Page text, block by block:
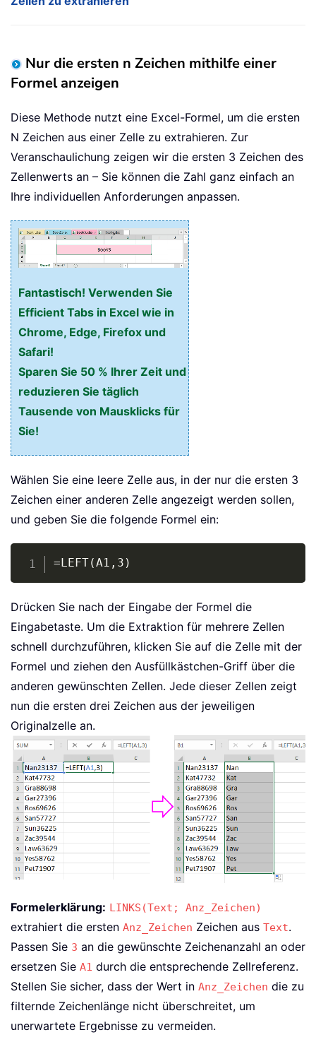
Nur die ersten n Zeichen mithilfe einer
Formel anzeigen
Diese Methode nutzt eine Excel-Formel, um die ersten
N Zeichen aus einer Zelle zu extrahieren. Zur
Veranschaulichung zeigen wir die ersten 3 Zeichen des
Zellenwerts an – Sie können die Zahl ganz einfach an
Ihre individuellen Anforderungen anpassen.
Fantastisch! Verwenden Sie
Efficient Tabs in Excel wie in
Chrome, Edge, Firefox und
Safari!
Sparen Sie 50 % Ihrer Zeit und
reduzieren Sie täglich
Tausende von Mausklicks für
Sie!
Wählen Sie eine leere Zelle aus, in der nur die ersten 3
Zeichen einer anderen Zelle angezeigt werden sollen,
und geben Sie die folgende Formel ein:
=LEFT(A1,3)
Drücken Sie nach der Eingabe der Formel die
Eingabetaste. Um die Extraktion für mehrere Zellen
schnell durchzuführen, klicken Sie auf die Zelle mit der
Formel und ziehen den Ausfüllkästchen-Griff über die
anderen gewünschten Zellen. Jede dieser Zellen zeigt
nun die ersten drei Zeichen aus der jeweiligen
Originalzelle an.
Formelerklärung: LINKS(Text; Anz_Zeichen)
extrahiert die ersten Anz_Zeichen Zeichen aus Text.
Passen Sie 3 an die gewünschte Zeichenanzahl an oder
ersetzen Sie A1 durch die entsprechende Zellreferenz.
Stellen Sie sicher, dass der Wert in Anz_Zeichen die zu
filternde Zeichenlänge nicht überschreitet, um
unerwartete Ergebnisse zu vermeiden.